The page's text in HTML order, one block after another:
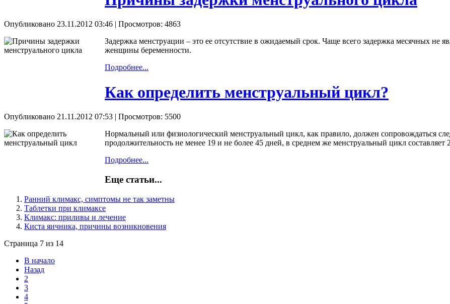
Опубликовано 23.11.2012 03:46 | Просмотров: 4863
Задержка менструации – это ее отсутствие в ожидаемый срок. Чаще всего задержка месячных не
женщины беременности.
Подробнее...
Как определить менструальный цикл?
Опубликовано 21.11.2012 07:53 | Просмотров: 5500
Нормальный или физиологический менструальный цикл, как правило, должен сопровождаться
продолжительность не менее 19 и не более 45 дней, в среднем же менструальный цикл составляет
Подробнее...
Еще статьи...
Ранний климакс, симптомы не так заметны
Таблетки при климаксе
Климакс: приливы и лечение
Киста яичника, причины возникновения
Страница 7 из 14
В начало
Назад
2
3
4